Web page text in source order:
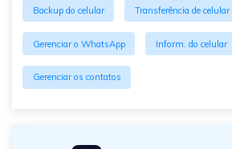
Backup do celular Transferência de celular
Gerenciar o WhatsApp Inform. do celular
Gerenciar os contatos